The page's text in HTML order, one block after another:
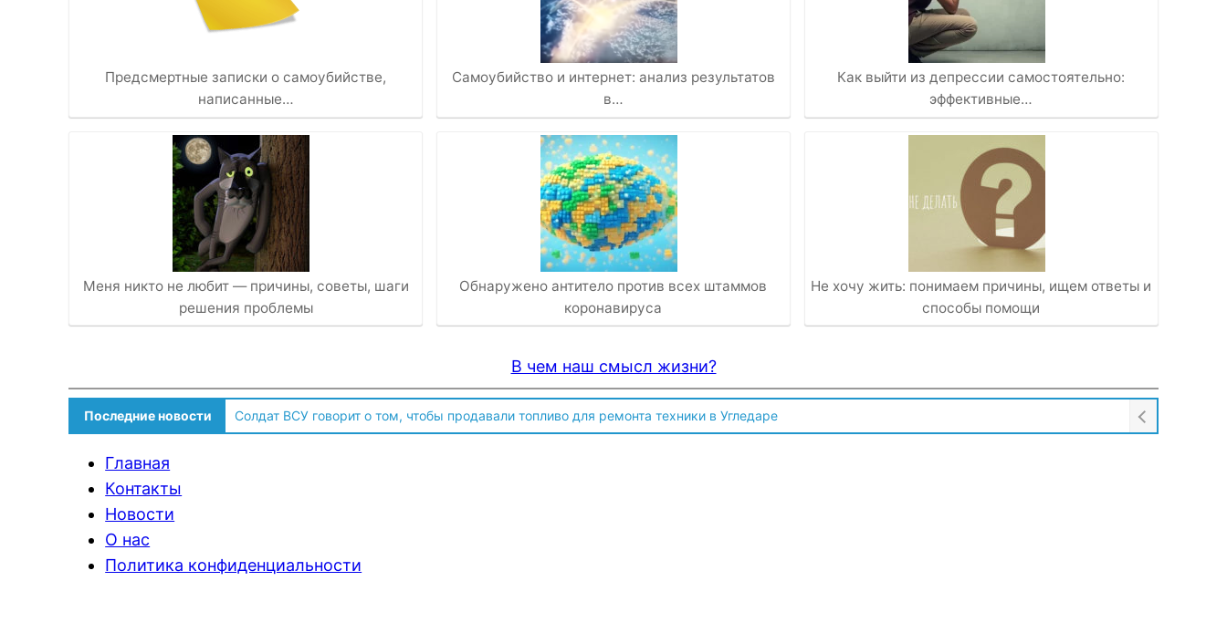
Предсмертные записки о самоубийстве,
написанные…
Меня никто не любит — причины, советы, шаги
решения проблемы
Самоубийство и интернет: анализ результатов
в…
Обнаружено антитело против всех штаммов
коронавируса
Как выйти из депрессии самостоятельно:
эффективные…
Не хочу жить: понимаем причины, ищем ответы и
способы помощи
В чем наш смысл жизни?
Последние новости Солдат ВСУ говорит о том, чтобы продавали топливо для ремонта техники в Угледаре
Главная
Контакты
Новости
О нас
Политика конфиденциальности